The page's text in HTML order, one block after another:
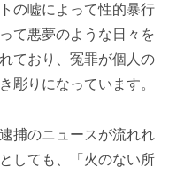
の嘘によって性的暴行
て悪夢のような日々を
ており、冤罪が個人の
彫りになっています。
捕のニュースが流れれ
しても、「火のない所